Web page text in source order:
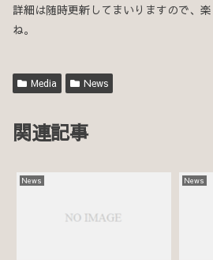
詳細は随時更新してまいりますので、
ね。
Media News
関連記事
News News